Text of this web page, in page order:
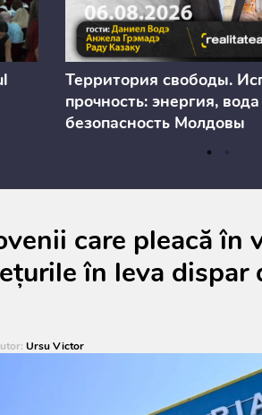
Территория свободы.
прочность: энергия,
безопасность Молдовы
care pleacă în
în leva dispar
Ursu Victor